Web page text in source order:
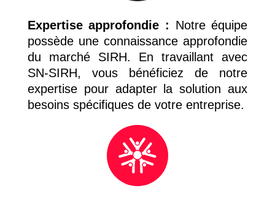
Expertise approfondie : Notre équipe
possède une connaissance approfondie
du marché SIRH. En travaillant avec
SN-SIRH, vous bénéficiez de notre
expertise pour adapter la solution aux
besoins spécifiques de votre entreprise.